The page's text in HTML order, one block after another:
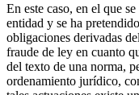
En este caso, en el que
entidad y se ha
obligaciones derivadas
fraude de ley en cuanto
del texto de una norma,
ordenamiento jurídico,